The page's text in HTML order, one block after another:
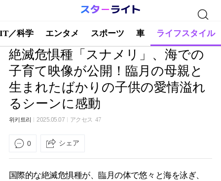
IT／科学 エンタメ スポーツ 車 ライフスタイル
絶滅危惧種「スナメリ」、海での
子育て映像が公開！臨月の母親と
生まれたばかりの子供の愛情溢れ
るシーンに感動
위키트리 2025.05.07 アクセス 47
0 シェア
国際的な絶滅危惧種が、臨月の体で悠々と海を泳ぎ、